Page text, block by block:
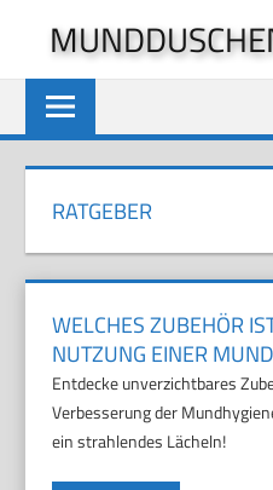
springen
RATGEBER
WELCHES ZUBEHÖR
NUTZUNG EINER
Entdecke unverzichtbares
Verbesserung der
ein strahlendes Lächeln!